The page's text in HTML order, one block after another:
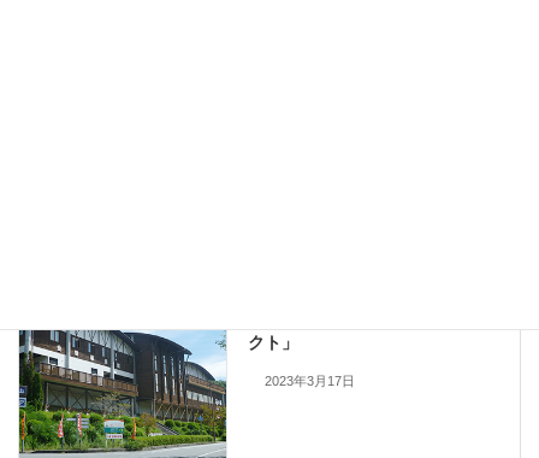
クト」
2023年3月17日